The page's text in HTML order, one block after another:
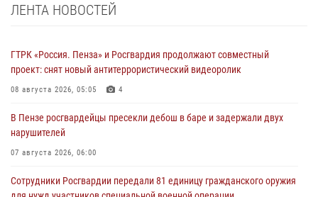
ЛЕНТА НОВОСТЕЙ
ГТРК «Россия. Пенза» и Росгвардия продолжают совместный
проект: снят новый антитеррористический видеоролик
08 августа 2026, 05:05 4
В Пензе росгвардейцы пресекли дебош в баре и задержали двух
нарушителей
07 августа 2026, 06:00
Сотрудники Росгвардии передали 81 единицу гражданского оружия